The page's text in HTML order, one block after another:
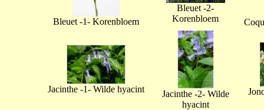
Bleuet -1- Korenbloem
Bleuet -2-
Korenbloem
Jacinthe -1- Wilde hyacint
Jacinthe -2- Wilde
hyacint